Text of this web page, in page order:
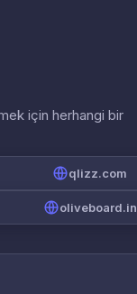
için herhangi bir
qlizz.com
oliveboard.in